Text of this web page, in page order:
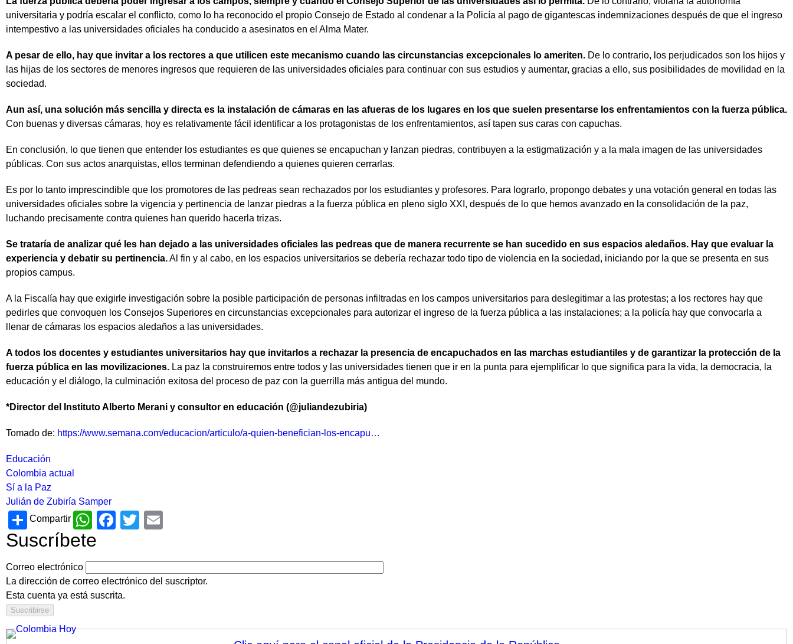
universitaria y podría escalar el conflicto, como lo ha reconocido el propio Consejo de Estado al condenar a la Policía al pago de gigantescas indemnizaciones después de que el ingreso
intempestivo a las universidades oficiales ha conducido a asesinatos en el Alma Mater.
A pesar de ello, hay que invitar a los rectores a que utilicen este mecanismo cuando las circunstancias excepcionales lo ameriten. De lo contrario, los perjudicados son los hijos y
las hijas de los sectores de menores ingresos que requieren de las universidades oficiales para continuar con sus estudios y aumentar, gracias a ello, sus posibilidades de movilidad en la
sociedad.
Aun así, una solución más sencilla y directa es la instalación de cámaras en las afueras de los lugares en los que suelen presentarse los enfrentamientos con la fuerza pública.
Con buenas y diversas cámaras, hoy es relativamente fácil identificar a los protagonistas de los enfrentamientos, así tapen sus caras con capuchas.
En conclusión, lo que tienen que entender los estudiantes es que quienes se encapuchan y lanzan piedras, contribuyen a la estigmatización y a la mala imagen de las universidades
públicas. Con sus actos anarquistas, ellos terminan defendiendo a quienes quieren cerrarlas.
Es por lo tanto imprescindible que los promotores de las pedreas sean rechazados por los estudiantes y profesores. Para lograrlo, propongo debates y una votación general en todas las
universidades oficiales sobre la vigencia y pertinencia de lanzar piedras a la fuerza pública en pleno siglo XXI, después de lo que hemos avanzado en la consolidación de la paz,
luchando precisamente contra quienes han querido hacerla trizas.
Se trataría de analizar qué les han dejado a las universidades oficiales las pedreas que de manera recurrente se han sucedido en sus espacios aledaños. Hay que evaluar la
experiencia y debatir su pertinencia.Al fin y al cabo, en los espacios universitarios se debería rechazar todo tipo de violencia en la sociedad, iniciando por la que se presenta en sus
propios campus.
A la Fiscalía hay que exigirle investigación sobre la posible participación de personas infiltradas en los campos universitarios para deslegitimar a las protestas; a los rectores hay que
pedirles que convoquen los Consejos Superiores en circunstancias excepcionales para autorizar el ingreso de la fuerza pública a las instalaciones; a la policía hay que convocarla a
llenar de cámaras los espacios aledaños a las universidades.
A todos los docentes y estudiantes universitarios hay que invitarlos a rechazar la presencia de encapuchados en las marchas estudiantiles y de garantizar la protección de la
fuerza pública en las movilizaciones. La paz la construiremos entre todos y las universidades tienen que ir en la punta para ejemplificar lo que significa para la vida, la democracia, la
educación y el diálogo, la culminación exitosa del proceso de paz con la guerrilla más antigua del mundo.
*Director del Instituto Alberto Merani y consultor en educación (@juliandezubiria)
Tomado de: https://www.semana.com/educacion/articulo/a-quien-benefician-los-encapu…
Educación
Colombia actual
Sí a la Paz
Julián de Zubiría Samper
Share
Compartir WhatsApp
Facebook
Twitter
Suscríbete
Correo electrónico
La dirección de correo electrónico del suscriptor.
Esta cuenta ya está suscrita.